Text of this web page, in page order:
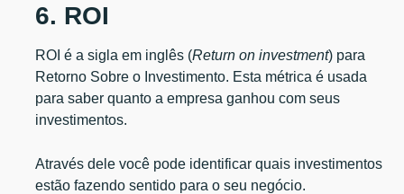
6. ROI
ROI é a sigla em inglês (Return on investment) para
Retorno Sobre o Investimento. Esta métrica é usada
para saber quanto a empresa ganhou com seus
investimentos.
Através dele você pode identificar quais investimentos
estão fazendo sentido para o seu negócio.